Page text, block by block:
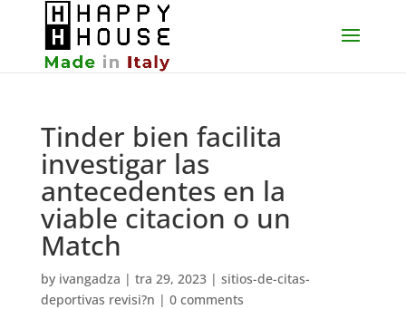
Tinder bien facilita
investigar las
antecedentes en la
viable citacion o un
Match
by ivangadza | tra 29, 2023| sitios-de-citas-
deportivas revisi?n | 0 comments